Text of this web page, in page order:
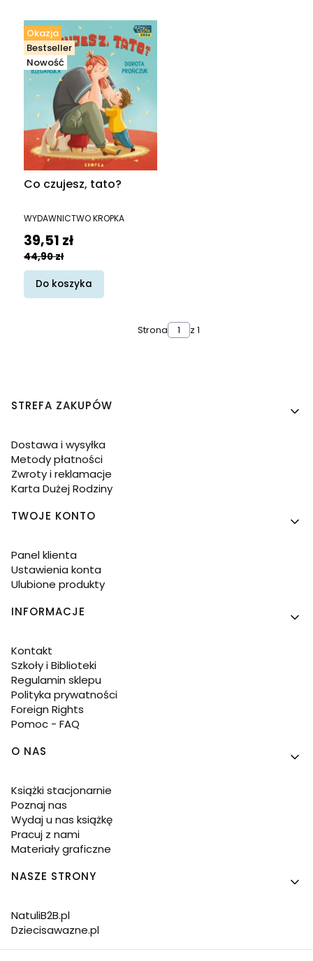
Okazja
Bestseller
Nowość
Co czujesz, tato?
PRODUCENT
WYDAWNICTWO KROPKA
Cena promocyjna
39,51 zł
44,90 zł
Do koszyka
Strona z 1
Linki w stopce
STREFA ZAKUPÓW
Dostawa i wysyłka
Metody płatności
Zwroty i reklamacje
Karta Dużej Rodziny
TWOJE KONTO
Panel klienta
Ustawienia konta
Ulubione produkty
INFORMACJE
Kontakt
Szkoły i Biblioteki
Regulamin sklepu
Polityka prywatności
Foreign Rights
Pomoc - FAQ
O NAS
Książki stacjonarnie
Poznaj nas
Wydaj u nas książkę
Pracuj z nami
Materiały graficzne
NASZE STRONY
NatuliB2B.pl
Dziecisawazne.pl